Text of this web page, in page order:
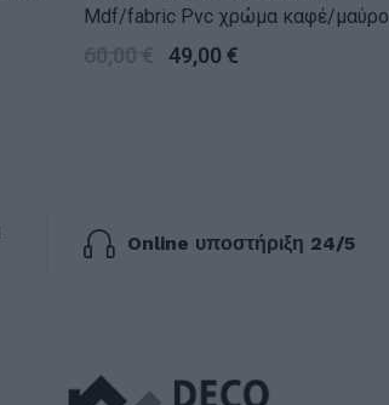
Mdf/fabric Pvc χρώμα καφέ/μαύρο
37x20x140εκ.
49,00 €
Online υποστήριξη 24/5